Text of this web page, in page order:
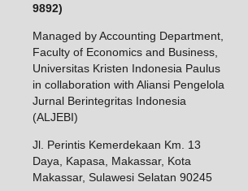
9892)
Managed by Accounting Department,
Faculty of Economics and Business,
Universitas Kristen Indonesia Paulus
in collaboration with Aliansi Pengelola
Jurnal Berintegritas Indonesia
(ALJEBI)
Jl. Perintis Kemerdekaan Km. 13
Daya, Kapasa, Makassar, Kota
Makassar, Sulawesi Selatan 90245